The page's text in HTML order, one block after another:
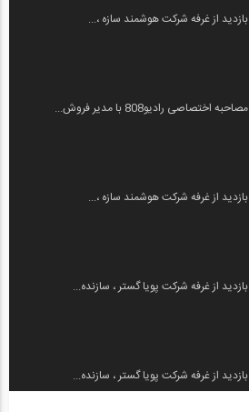
بازدید از غرفه شرکت هوشمند سازه ،...
مصاحبه اختصاصی رادیو808 با مدیر فروش...
بازدید از غرفه شرکت هوشمند سازه ،...
بازدید از غرفه شرکت پویا گستر ، سازنده...
بازدید از غرفه شرکت پویا گستر ، سازنده...